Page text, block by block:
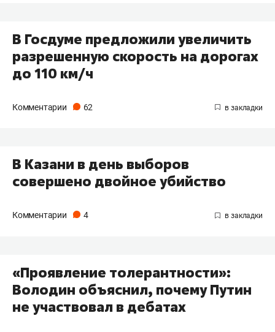
В Госдуме предложили увеличить
разрешенную скорость на дорогах
до 110 км/ч
Комментарии 62
В Казани в день выборов
совершено двойное убийство
Комментарии 4
«Проявление толерантности»:
Володин объяснил, почему Путин
не участвовал в дебатах